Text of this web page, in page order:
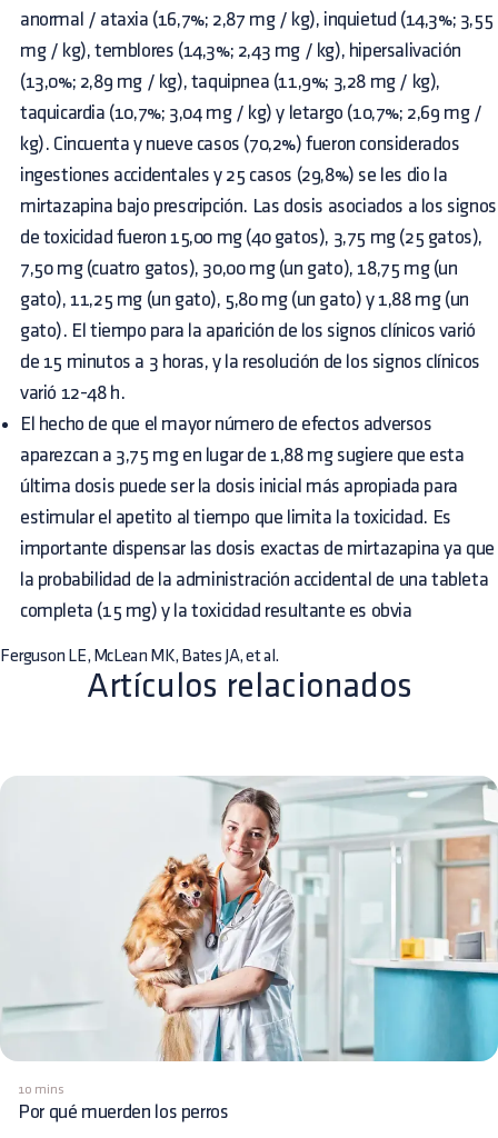
anormal / ataxia (16,7%; 2,87 mg / kg), inquietud (14,3%; 3,55
mg / kg), temblores (14,3%; 2,43 mg / kg), hipersalivación
(13,0%; 2,89 mg / kg), taquipnea (11,9%; 3,28 mg / kg),
taquicardia (10,7%; 3,04 mg / kg) y letargo (10,7%; 2,69 mg /
kg). Cincuenta y nueve casos (70,2%) fueron considerados
ingestiones accidentales y 25 casos (29,8%) se les dio la
mirtazapina bajo prescripción. Las dosis asociados a los signos
de toxicidad fueron 15,00 mg (40 gatos), 3,75 mg (25 gatos),
7,50 mg (cuatro gatos), 30,00 mg (un gato), 18,75 mg (un
gato), 11,25 mg (un gato), 5,80 mg (un gato) y 1,88 mg (un
gato). El tiempo para la aparición de los signos clínicos varió
de 15 minutos a 3 horas, y la resolución de los signos clínicos
varió 12-48 h.
El hecho de que el mayor número de efectos adversos
aparezcan a 3,75 mg en lugar de 1,88 mg sugiere que esta
última dosis puede ser la dosis inicial más apropiada para
estimular el apetito al tiempo que limita la toxicidad. Es
importante dispensar las dosis exactas de mirtazapina ya que
la probabilidad de la administración accidental de una tableta
completa (15 mg) y la toxicidad resultante es obvia
Ferguson LE, McLean MK, Bates JA, et al.
Artículos relacionados
10 mins
Por qué muerden los perros